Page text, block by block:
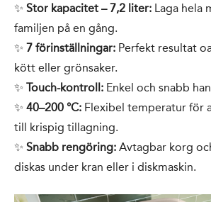
✨ Stor kapacitet – 7,2 liter: Laga hela
familjen på en gång.
✨ 7 förinställningar: Perfekt resultat
kött eller grönsaker.
✨ Touch-kontroll: Enkel och snabb
✨ 40–200 °C: Flexibel temperatur för
till krispig tillagning.
✨ Snabb rengöring: Avtagbar korg
diskas under kran eller i diskmaskin.